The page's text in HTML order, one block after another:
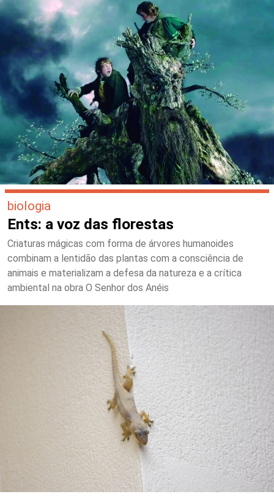
biologia
Ents: a voz das florestas
Criaturas mágicas com forma de árvores humanoides
combinam a lentidão das plantas com a consciência de
animais e materializam a defesa da natureza e a crítica
ambiental na obra O Senhor dos Anéis